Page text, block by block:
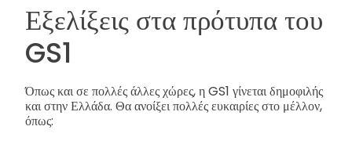
Εξελίξεις στα πρότυπα του
GS1
Όπως και σε πολλές άλλες χώρες, η GS1 γίνεται δημοφιλής
και στην Ελλάδα. Θα ανοίξει πολλές ευκαιρίες στο μέλλον,
όπως: